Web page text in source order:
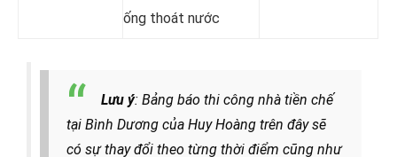
ống thoát nước
Lưu ý: Bảng báo thi công nhà tiền chế
tại Bình Dương của Huy Hoàng trên đây sẽ
có sự thay đổi theo từng thời điểm cũng như